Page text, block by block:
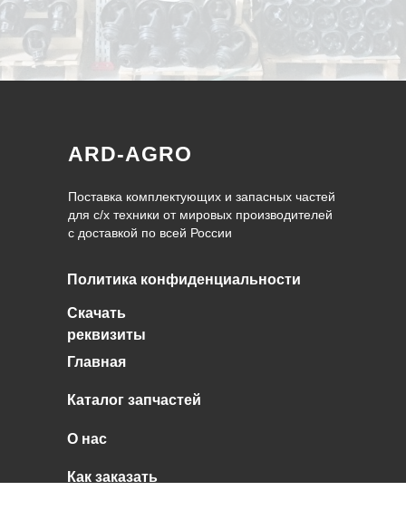
ARD-AGRO
Главная
Каталог запчастей
О нас
Как заказать
Поставка комплектующих и запасных частей
для с/х техники от мировых производителей
с доставкой по всей России
Скачать
реквизиты
Политика конфиденциальности